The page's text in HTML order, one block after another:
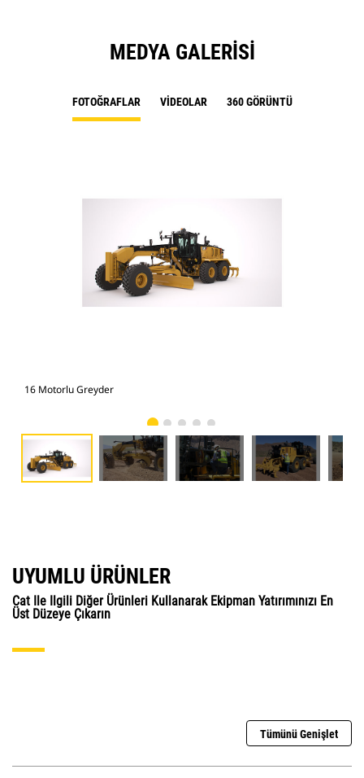
MEDYA GALERISI
FOTOĞRAFLAR VIDEOLAR 360 GÖRÜNTÜ
16 Motorlu Greyder
UYUMLU ÜRÜNLER
Cat Ile Ilgili Diğer Ürünleri Kullanarak Ekipman Yatırımınızı En
Üst Düzeye Çıkarın
Tümünü Genişlet